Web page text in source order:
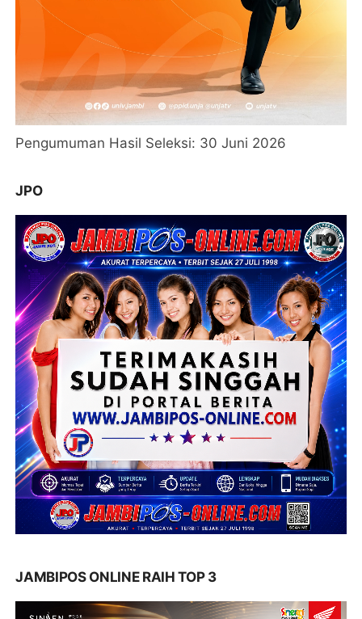
Pengumuman Hasil Seleksi: 30 Juni 2026
JPO
JAMBIPOS ONLINE RAIH TOP 3